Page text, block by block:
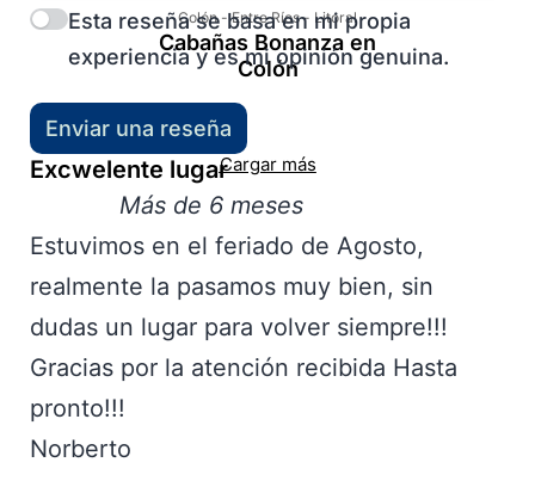
Colón-Entre Ríos- Litoral
Cabañas Bonanza en
Colón
Cargar más
Esta reseña se basa en mi propia
experiencia y es mi opinión genuina.
Enviar una reseña
Excwelente lugar
Más de 6 meses
Estuvimos en el feriado de Agosto,
realmente la pasamos muy bien, sin
dudas un lugar para volver siempre!!!
Gracias por la atención recibida Hasta
pronto!!!
Norberto